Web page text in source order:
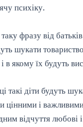
психіку.
фразу від
шукати
в якому їх будуть
такі діти будуть
цінними і
відчуття любові